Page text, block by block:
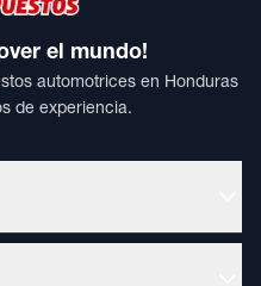
el mundo!
automotrices en Honduras
de experiencia.